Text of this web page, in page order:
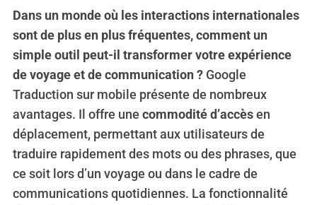
Dans un monde où les interactions internationales
sont de plus en plus fréquentes, comment un
simple outil peut-il transformer votre expérience
de voyage et de communication ?Google
Traduction sur mobile présente de nombreux
avantages. Il offre une commodité d’accèsen
déplacement, permettant aux utilisateurs de
traduire rapidement des mots ou des phrases, que
ce soit lors d’un voyage ou dans le cadre de
communications quotidiennes. La fonctionnalité